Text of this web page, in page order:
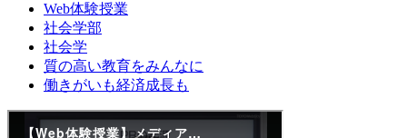
Web体験授業
社会学部
社会学
質の高い教育をみんなに
働きがいも経済成長も